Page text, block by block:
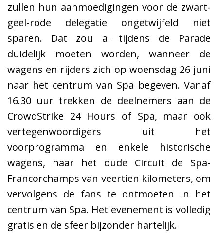
zullen hun aanmoedigingen voor de zwart-
geel-rode delegatie ongetwijfeld niet
sparen. Dat zou al tijdens de Parade
duidelijk moeten worden, wanneer de
wagens en rijders zich op woensdag 26 juni
naar het centrum van Spa begeven. Vanaf
16.30 uur trekken de deelnemers aan de
CrowdStrike 24 Hours of Spa, maar ook
vertegenwoordigers uit het
voorprogramma en enkele historische
wagens, naar het oude Circuit de Spa-
Francorchamps van veertien kilometers, om
vervolgens de fans te ontmoeten in het
centrum van Spa. Het evenement is volledig
gratis en de sfeer bijzonder hartelijk.